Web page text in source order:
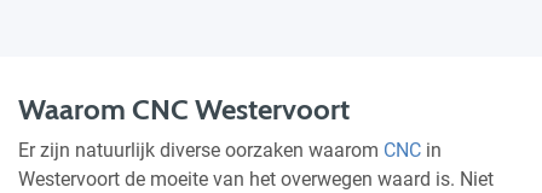
Waarom CNC Westervoort
Er zijn natuurlijk diverse oorzaken waarom CNC in
Westervoort de moeite van het overwegen waard is. Niet